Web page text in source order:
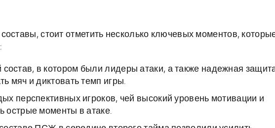
стоит отметить несколько ключевых моментов,
в котором были лидеры атаки, а также надежная
мяч и диктовать темп игры.
перспективных игроков, чей высокий уровень мотивации и
острые моменты в атаке.